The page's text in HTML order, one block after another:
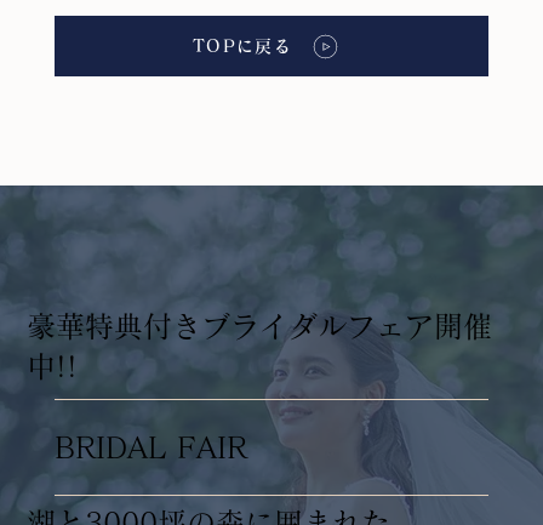
TOPに戻る
​豪華特典付きブライダルフェア開催
中!!
BRIDAL FAIR